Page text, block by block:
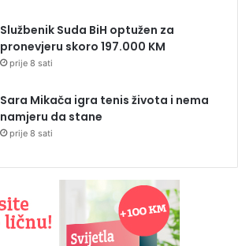
Službenik Suda BiH optužen za
pronevjeru skoro 197.000 KM
prije 8 sati
Sara Mikača igra tenis života i nema
namjeru da stane
prije 8 sati